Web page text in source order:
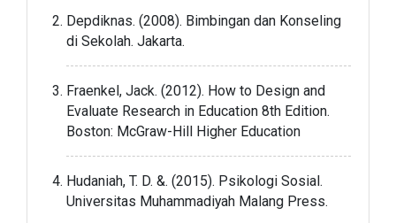
Depdiknas. (2008). Bimbingan dan Konseling
di Sekolah. Jakarta.
Fraenkel, Jack. (2012). How to Design and
Evaluate Research in Education 8th Edition.
Boston: McGraw-Hill Higher Education
Hudaniah, T. D. &. (2015). Psikologi Sosial.
Universitas Muhammadiyah Malang Press.